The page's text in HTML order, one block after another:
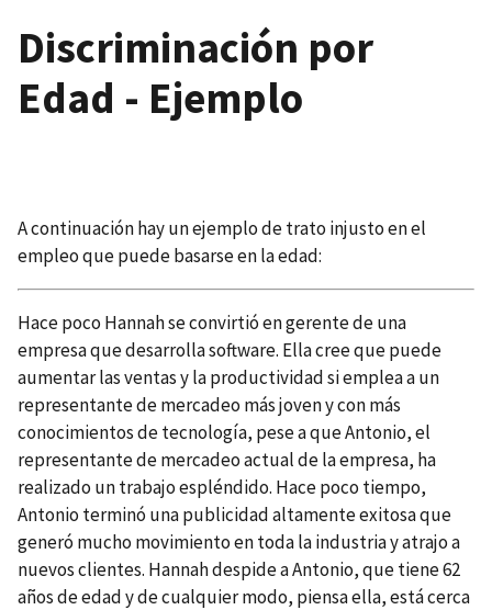
Discriminación por
Edad - Ejemplo
A continuación hay un ejemplo de trato injusto en el
empleo que puede basarse en la edad:
Hace poco Hannah se convirtió en gerente de una
empresa que desarrolla software. Ella cree que puede
aumentar las ventas y la productividad si emplea a un
representante de mercadeo más joven y con más
conocimientos de tecnología, pese a que Antonio, el
representante de mercadeo actual de la empresa, ha
realizado un trabajo espléndido. Hace poco tiempo,
Antonio terminó una publicidad altamente exitosa que
generó mucho movimiento en toda la industria y atrajo a
nuevos clientes. Hannah despide a Antonio, que tiene 62
años de edad y de cualquier modo, piensa ella, está cerca